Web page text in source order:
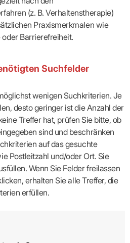
(z. B. Verhaltenstherapie)
Praxismerkmalen wie
Barrierefreiheit.
Suchfelder
wenigen Suchkriterien. Je
desto geringer ist die Anzahl der
Treffer hat, prüfen Sie bitte, ob
sind und beschränken
auf das gesuchte
Postleitzahl und/oder Ort. Sie
Wenn Sie Felder freilassen
erhalten Sie alle Treffer, die
erfüllen.